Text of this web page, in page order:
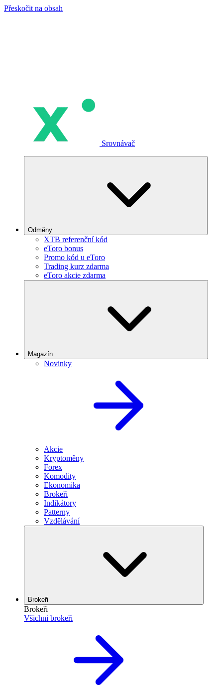
Přeskočit na obsah
Srovnávač
Odměny
XTB referenční kód
eToro bonus
Promo kód u eToro
Trading kurz zdarma
eToro akcie zdarma
Magazín
Novinky
Akcie
Kryptoměny
Forex
Komodity
Ekonomika
Brokeři
Indikátory
Patterny
Vzdělávání
Brokeři
Brokeři
Všichni brokeři